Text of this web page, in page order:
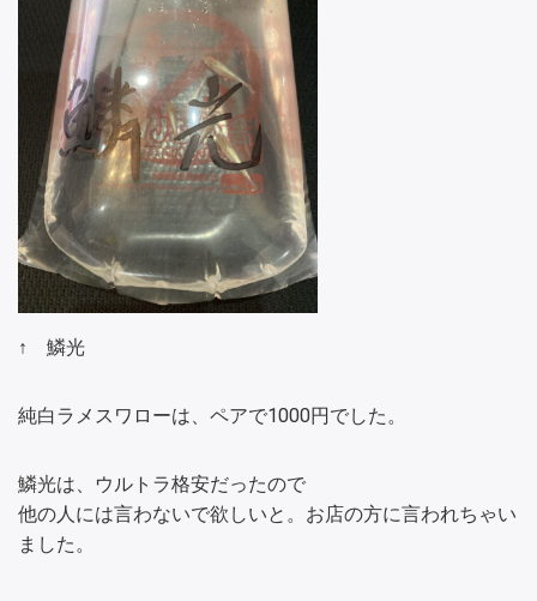
↑ 鱗光
純白ラメスワローは、ペアで1000円でした。
鱗光は、ウルトラ格安だったので
他の人には言わないで欲しいと。お店の方に言われちゃい
ました。